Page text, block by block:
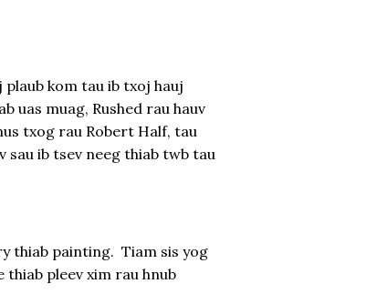
kom tau ib txoj hauj
uas muag, Rushed rau hauv
txog rau Robert Half, tau
sau ib tsev neeg thiab twb tau
thiab painting. Tiam sis yog
thiab pleev xim rau hnub